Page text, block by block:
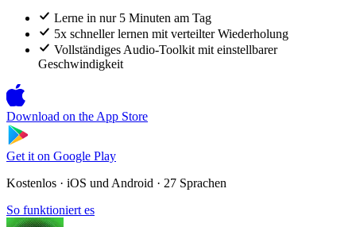
Lerne in nur 5 Minuten am Tag
5x schneller lernen mit verteilter Wiederholung
Vollständiges Audio-Toolkit mit einstellbarer
Geschwindigkeit
Download on the App Store
Get it on Google Play
Kostenlos · iOS und Android · 27 Sprachen
So funktioniert es